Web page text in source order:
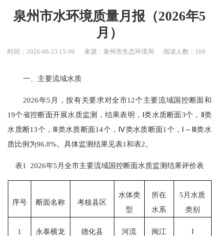
泉州市水环境质量月报（2026年5
月）
时间：2026-06-23 15:09 来源：泉州市生态环境局 阅读人数： 169
一 主要流域水质
2026年5 月 ，按有关要求对全市1 2个主要流域国控断面和
19个省控断面开展水质监测 ， 结果表明， Ⅰ类水质断面3个， Ⅱ类
水质断13个， Ⅲ类水质断面14个， Ⅳ类水质断面1 个， Ⅰ～Ⅲ类水
质比例为96.8%。具体监测结果见表1和表2。
表1 2026年5月全市主要流域国控断面水质监测结果评价表
序号 断面名称 考核县区
水体类
型
所在
水系
5月水质
类别
1 永泰横龙 德化县 河流 闽江 Ⅰ